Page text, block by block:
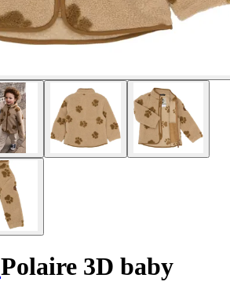
Polaire 3D baby